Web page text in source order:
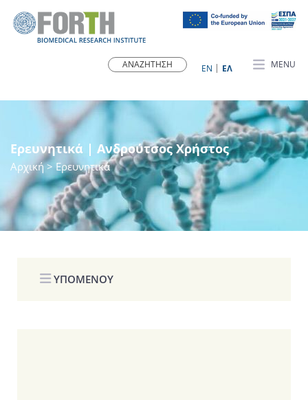
MENU
ΕN ΕΛ
Ερευνητικά | Ανδρούτσος Χρήστος
Αρχική> Ερευνητικά
ΥΠΟΜΕΝΟΥ